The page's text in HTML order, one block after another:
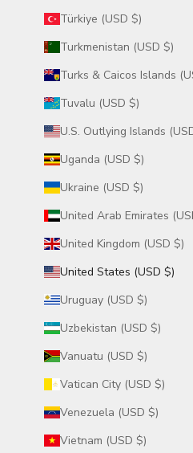
Türkiye (USD $)
Turkmenistan (USD $)
Turks & Caicos Islands
Tuvalu (USD $)
U.S. Outlying Islands
Uganda (USD $)
Ukraine (USD $)
United Arab Emirates
United Kingdom (USD $)
United States (USD $)
Uruguay (USD $)
Uzbekistan (USD $)
Vanuatu (USD $)
Vatican City (USD $)
Venezuela (USD $)
Vietnam (USD $)